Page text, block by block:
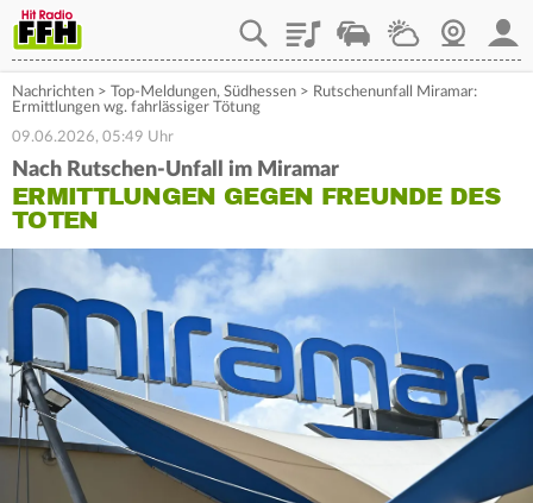
PlaylistStaupilotWetterWebcam
Nachrichten > Top-Meldungen, Südhessen > Rutschenunfall Miramar:
Ermittlungen wg. fahrlässiger Tötung
09.06.2026, 05:49 Uhr
Nach Rutschen-Unfall im Miramar
ERMITTLUNGEN GEGEN FREUNDE DES
TOTEN